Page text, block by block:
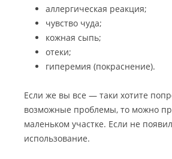
аллергическая реакция;
чувство чуда;
кожная сыпь;
отеки;
гиперемия (покраснение).
Если же вы все — таки хотите
возможные проблемы, то можно
маленьком участке. Если не
использование.